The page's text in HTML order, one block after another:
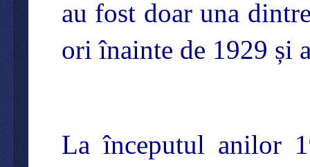
au fost doar una
ori înainte de 1929 și
La începutul anilor